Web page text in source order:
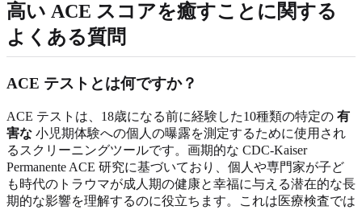
高い ACE スコアを癒すことに関する
よくある質問
ACE テストとは何ですか？
ACE テストは、18歳になる前に経験した10種類の特定の 有
害な 小児期体験への個人の曝露を測定するために使用され
るスクリーニングツールです。画期的な CDC-Kaiser
Permanente ACE 研究に基づいており、個人や専門家が子ど
も時代のトラウマが成人期の健康と幸福に与える潜在的な長
期的な影響を理解するのに役立ちます。これは医療検査では